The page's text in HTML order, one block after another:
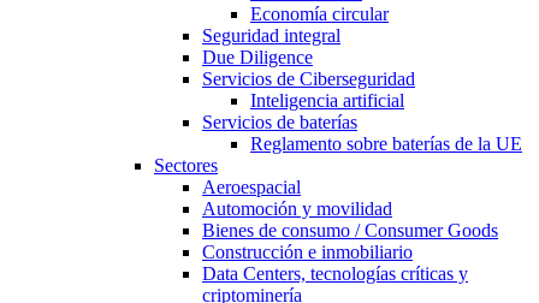
Economía circular
Seguridad integral
Due Diligence
Servicios de Ciberseguridad
Inteligencia artificial
Servicios de baterías
Reglamento sobre baterías de la UE
Sectores
Aeroespacial
Automoción y movilidad
Bienes de consumo / Consumer Goods
Construcción e inmobiliario
Data Centers, tecnologías críticas y
criptominería